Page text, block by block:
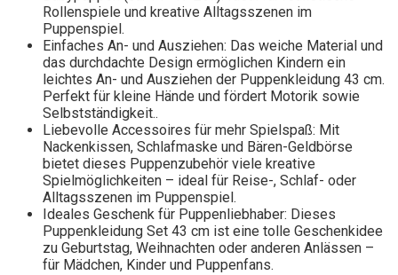
Rollenspiele und kreative Alltagsszenen im
Puppenspiel.
Einfaches An- und Ausziehen: Das weiche Material und
das durchdachte Design ermöglichen Kindern ein
leichtes An- und Ausziehen der Puppenkleidung 43 cm.
Perfekt für kleine Hände und fördert Motorik sowie
Selbstständigkeit..
Liebevolle Accessoires für mehr Spielspaß: Mit
Nackenkissen, Schlafmaske und Bären-Geldbörse
bietet dieses Puppenzubehör viele kreative
Spielmöglichkeiten – ideal für Reise-, Schlaf- oder
Alltagsszenen im Puppenspiel.
Ideales Geschenk für Puppenliebhaber: Dieses
Puppenkleidung Set 43 cm ist eine tolle Geschenkidee
zu Geburtstag, Weihnachten oder anderen Anlässen –
für Mädchen, Kinder und Puppenfans.